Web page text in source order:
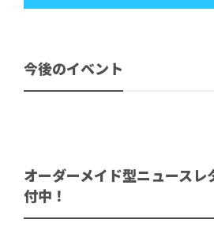
今後のイベント
オーダーメイド型ニュースレ
付中！